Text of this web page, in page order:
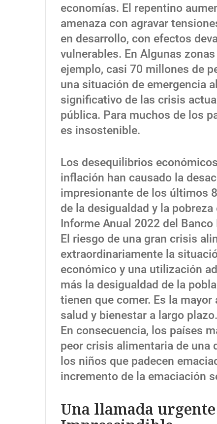
economías. El repentino
amenaza con agravar
en desarrollo, con efectos
vulnerables. En Algunas
ejemplo, casi 70 millones de
una situación de emergencia
significativo de las crisis
pública. Para muchos de los
es insostenible.
Los desequilibrios
inflación han causado la
impresionante de los últimos
de la desigualdad y la
Informe Anual 2022 del
El riesgo de una gran crisis
extraordinariamente la
económico y una utilización
más la desigualdad de la
tienen que comer. Es la
salud y bienestar a largo
En consecuencia, los países
peor crisis alimentaria de una
los niños que padecen
incremento de la emaciación
Una llamada